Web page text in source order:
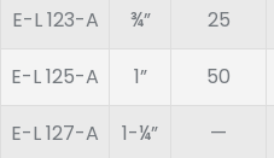
E-L 123-A ¾” 25
E-L 125-A 1” 50
E-L 127-A 1-¼” —